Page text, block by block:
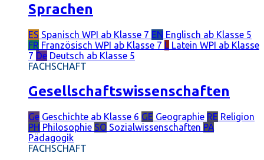
Sprachen
ES Spanisch WPI ab Klasse 7 EN Englisch ab Klasse 5
FR Französisch WPI ab Klasse 7 L Latein WPI ab Klasse
7 De Deutsch ab Klasse 5
FACHSCHAFT
Gesellschaftswissenschaften
Ge Geschichte ab Klasse 6 GE Geographie RE Religion
PH Philosophie SO Sozialwissenschaften PÄ
Pädagogik
FACHSCHAFT